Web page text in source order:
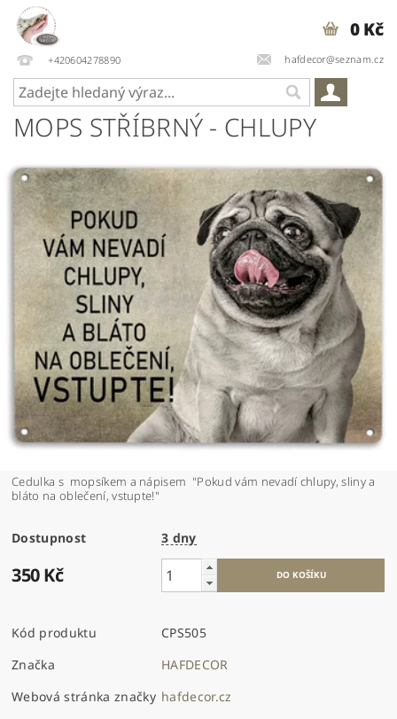
+420604278890 hafdecor@seznam.cz
0 Kč
MOPS STŘÍBRNÝ - CHLUPY
Cedulka s mopsíkem a nápisem "Pokud vám nevadí chlupy, sliny a
bláto na oblečení, vstupte!"
Dostupnost 3 dny
350 Kč
Kód produktu
CPS505
Značka
HAFDECOR
Webová stránka značky hafdecor.cz